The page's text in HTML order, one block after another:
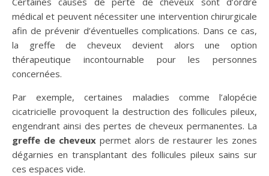
médical et peuvent nécessiter une intervention chirurgicale
afin de prévenir d’éventuelles complications. Dans ce cas,
la greffe de cheveux devient alors une option
thérapeutique incontournable pour les personnes
concernées.
Par exemple, certaines maladies comme l’alopécie
cicatricielle provoquent la destruction des follicules pileux,
engendrant ainsi des pertes de cheveux permanentes. La
greffe de cheveux permet alors de restaurer les zones
dégarnies en transplantant des follicules pileux sains sur
ces espaces vide.